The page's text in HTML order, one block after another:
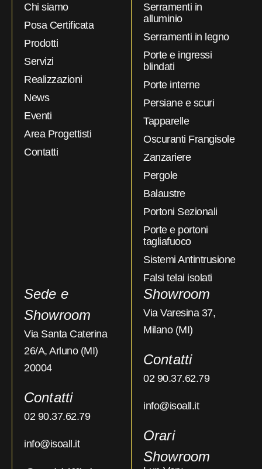
Chi siamo
Posa Certificata
Prodotti
Servizi
Realizzazioni
News
Eventi
Area Progettisti
Contatti
Serramenti in
alluminio
Serramenti in legno
Porte e ingressi
blindati
Porte interne
Persiane e scuri
Tapparelle
Oscuranti Frangisole
Zanzariere
Pergole
Balaustre
Portoni Sezionali
Porte e portoni
tagliafuoco
Sistemi Antintrusione
Falsi telai isolati
Sede e
Showroom
Via Santa Caterina
26/A, Arluno (MI)
20004
Contatti
02 90.37.62.79
info@isoall.it
Showroom
Via Varesina 37,
Milano (MI)
Contatti
02 90.37.62.79
info@isoall.it
Orari
Showroom